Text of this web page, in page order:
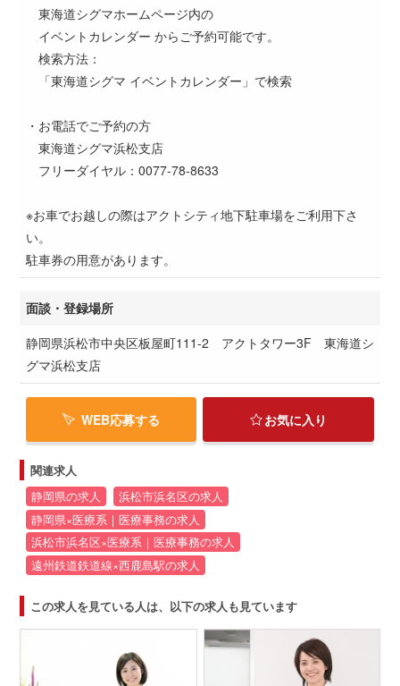
東海道シグマホームページ内の
イベントカレンダー からご予約可能です。
検索方法：
「東海道シグマ イベントカレンダー」で検索
・お電話でご予約の方
東海道シグマ浜松支店
フリーダイヤル：0077-78-8633
※お車でお越しの際はアクトシティ地下駐車場をご利用下さ
い。
駐車券の用意があります。
面談・登録場所
静岡県浜松市中央区板屋町111-2 アクトタワー3F 東海道シ
グマ浜松支店
WEB応募する お気に入り
関連求人
静岡県の求人
浜松市浜名区の求人
静岡県×医療系｜医療事務の求人
浜松市浜名区×医療系｜医療事務の求人
遠州鉄道鉄道線×西鹿島駅の求人
この求人を見ている人は、以下の求人も見ています